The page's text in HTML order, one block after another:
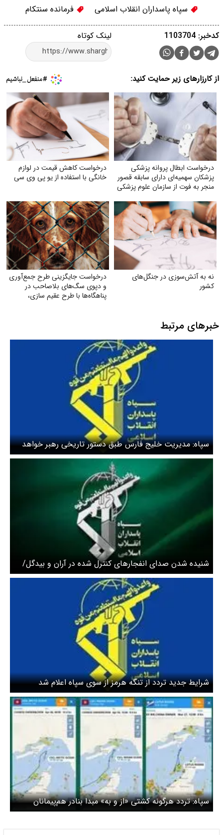
سپاه پاسداران انقلاب اسلامی فرمانده سنتکام
لینک کوتاه کدخبر: 1103704
از کارزارهای زیر حمایت کنید:
درخواست ابطال پروانه پزشکی
پزشکان سهمیه‌ای دارای سابقه قصور
منجر به فوت از سازمان علوم پزشکی
درخواست کاهش قیمت در لوازم
خانگی با استفاده از یو پی وی سی
نه به آتش‌سوزی در جنگل‌های
کشور
درخواست جایگزینی طرح جمع‌آوری
و دپوی سگ‌های بلاصاحب در
پناهگاه‌ها با طرح عقیم سازی،
خبرهای مرتبط
سپاه: مدیریت خلیج فارس طبق دستور تاریخی رهبر خواهد
بود
شنیده شدن صدای انفجارهای کنترل شده در آران و بیدگل/
سپاه اطلاعیه داد
شرایط جدید تردد از تنگه هرمز از سوی سپاه اعلام شد
سپاه: تردد هرگونه کشتی «از و به» مبدا بنادر هم‌پیمانان
دشمنان ممنوع است